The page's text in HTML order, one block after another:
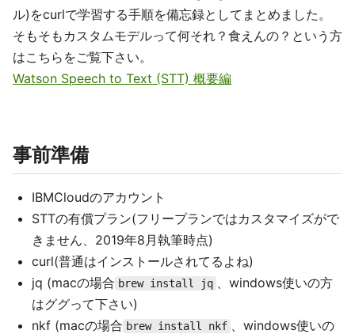
ル)をcurlで学習する手順を備忘録としてまとめました。
そもそもカスタムモデルって何それ？食えんの？という方
はこちらをご覧下さい。
Watson Speech to Text (STT) 概要編
事前準備
IBMCloudのアカウント
STTの有償プラン(フリープランではカスタマイズがで
きません、2019年8月執筆時点)
curl(普通はインストールされてるよね)
jq (macの場合 brew install jq 、windows使いの方
はググって下さい)
nkf (macの場合 brew install nkf 、windows使いの